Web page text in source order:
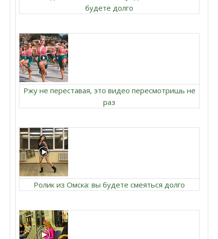
будете долго
Ржу не переставая, это видео пересмотришь не
раз
Ролик из Омска: вы будете смеяться долго